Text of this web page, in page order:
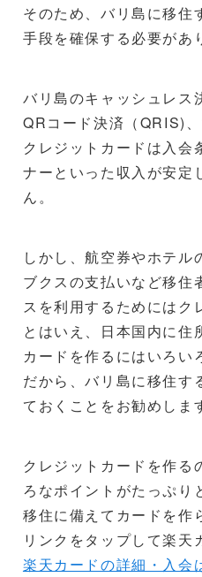
そのため、バリ島に移住
手段を確保する必要があ
バリ島のキャッシュレス
QRコード決済（QRIS)
クレジットカードは入
ナーといった収入が安定
ん。
しかし、航空券やホテ
ブクスの支払いなど移住
スを利用するためにはク
とはいえ、日本国内に
カードを作るにはいろい
だから、バリ島に移住す
ておくことをお勧めしま
クレジットカードを作
ろなポイントがたっぷり
移住に備えてカードを作
リンクをタップして楽天
楽天カードの詳細・入会